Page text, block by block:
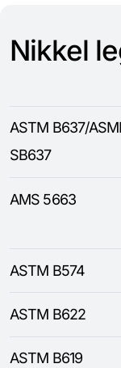
Nikkel
ASTM B637/
SB637
AMS 5663
ASTM B574
ASTM B622
ASTM B619